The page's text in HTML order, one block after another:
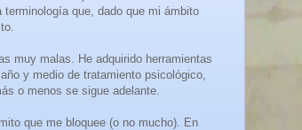
que, dado que mi ámbito
muy malas. He adquirido herramientas
y medio de tratamiento psicológico,
o menos se sigue adelante.
que me bloquee (o no mucho). En